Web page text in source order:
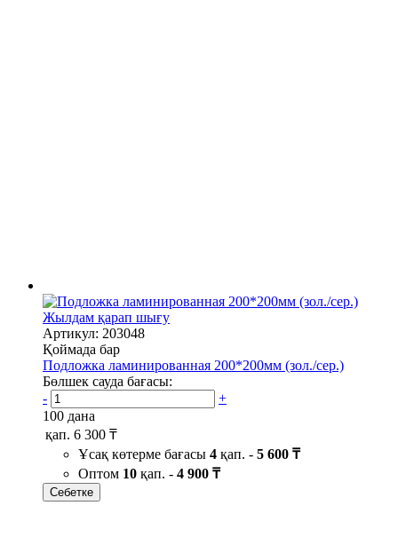
Жылдам қарап шығу
Артикул: 203048
Қоймада бар
Подложка ламинированная 200*200мм (зол./сер.)
Бөлшек сауда бағасы:
-
+
100 дана
қап. 6 300 ₸
Ұсақ көтерме бағасы 4 қап. - 5 600 ₸
Оптом 10 қап. - 4 900 ₸
Себетке